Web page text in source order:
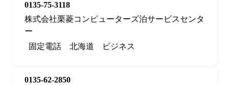
0135-75-3118
株式会社栗菱コンピューターズ泊サービスセンタ
ー
固定電話
北海道 ビジネス
0135-62-2850